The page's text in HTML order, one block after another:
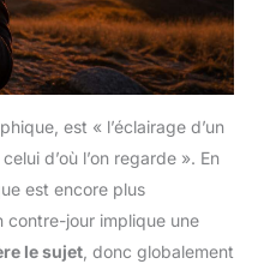
est « l’éclairage d’un
d’où l’on regarde ». En
est encore plus
contre-jour implique une
le sujet , donc globalement